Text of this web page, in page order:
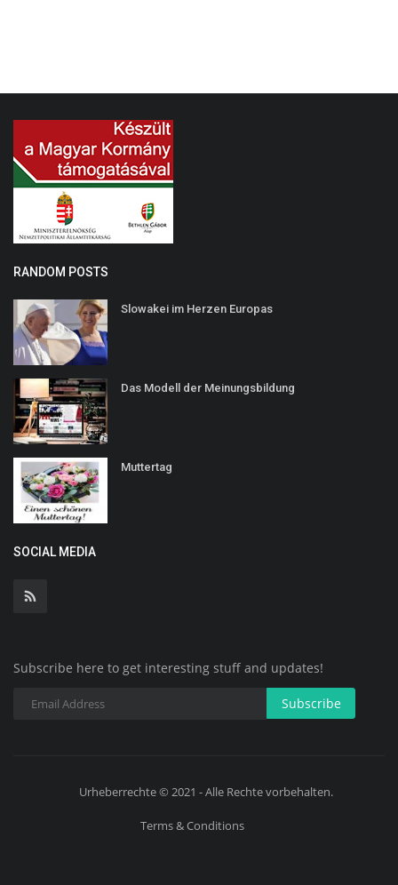
RANDOM POSTS
Slowakei im Herzen Europas
Das Modell der Meinungsbildung
Muttertag
SOCIAL MEDIA
Subscribe here to get interesting stuff and updates!
Subscribe
Urheberrechte © 2021 - Alle Rechte vorbehalten.
Terms & Conditions